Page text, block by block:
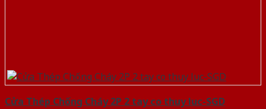
Cửa Thép Chống Cháy 2P 2 tay co thuy luc-SGD